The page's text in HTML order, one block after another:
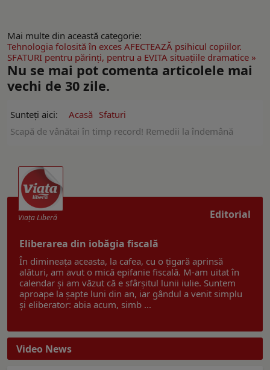
Mai multe din această categorie:
Tehnologia folosită în exces AFECTEAZĂ psihicul copiilor.
SFATURI pentru părinţi, pentru a EVITA situaţiile dramatice »
Nu se mai pot comenta articolele mai
vechi de 30 zile.
Sunteți aici: Acasă Sfaturi
Scapă de vânătai în timp record! Remedii la îndemână
Editorial
Viaţa Liberă
Eliberarea din iobăgia fiscală
În dimineața aceasta, la cafea, cu o țigară aprinsă
alături, am avut o mică epifanie fiscală. M-am uitat în
calendar și am văzut că e sfârșitul lunii iulie. Suntem
aproape la șapte luni din an, iar gândul a venit simplu
și eliberator: abia acum, simb ...
Video News